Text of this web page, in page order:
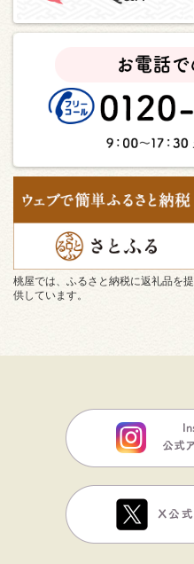
桃屋では、ふるさと納税に返礼品を提
供しています。